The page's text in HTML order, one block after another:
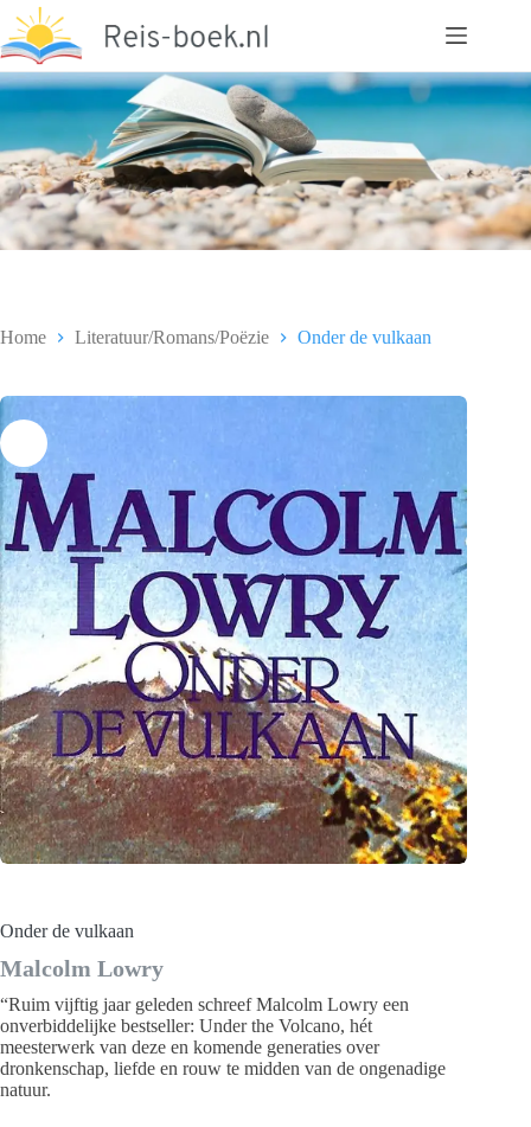
naar
de
inhoud
Home Literatuur/Romans/Poëzie Onder de vulkaan
Onder de vulkaan
Malcolm Lowry
“Ruim vijftig jaar geleden schreef Malcolm Lowry een
onverbiddelijke bestseller: Under the Volcano, hét
meesterwerk van deze en komende generaties over
dronkenschap, liefde en rouw te midden van de ongenadige
natuur.